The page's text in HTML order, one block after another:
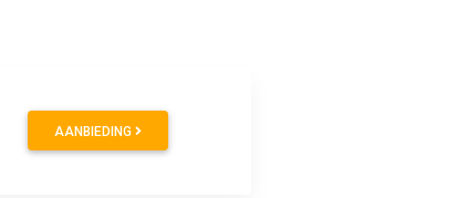
AANBIEDING